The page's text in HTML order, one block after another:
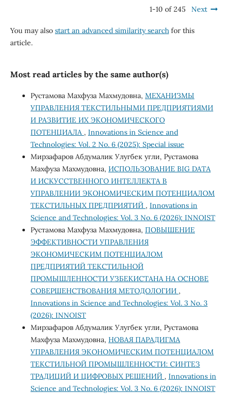
1-10 of 245 Next
You may also start an advanced similarity searchfor this
article.
Most read articles by the same author(s)
Рустамова Махфуза Махмудовна, МЕХАНИЗМЫ
УПРАВЛЕНИЯ ТЕКСТИЛЬНЫМИ ПРЕДПРИЯТИЯМИ
И РАЗВИТИЕ ИХ ЭКОНОМИЧЕСКОГО
ПОТЕНЦИАЛА , Innovations in Science and
Technologies: Vol. 2 No. 6 (2025): Special issue
Мирзафаров Абдумалик Улугбек угли, Рустамова
Махфуза Махмудовна, ИСПОЛЬЗОВАНИЕ BIG DATA
И ИСКУССТВЕННОГО ИНТЕЛЛЕКТА В
УПРАВЛЕНИИ ЭКОНОМИЧЕСКИМ ПОТЕНЦИАЛОМ
ТЕКСТИЛЬНЫХ ПРЕДПРИЯТИЙ , Innovations in
Science and Technologies: Vol. 3 No. 6 (2026): INNOIST
Рустамова Махфуза Махмудовна, ПОВЫШЕНИЕ
ЭФФЕКТИВНОСТИ УПРАВЛЕНИЯ
ЭКОНОМИЧЕСКИМ ПОТЕНЦИАЛОМ
ПРЕДПРИЯТИЙ ТЕКСТИЛЬНОЙ
ПРОМЫШЛЕННОСТИ УЗБЕКИСТАНА НА ОСНОВЕ
СОВЕРШЕНСТВОВАНИЯ МЕТОДОЛОГИИ ,
Innovations in Science and Technologies: Vol. 3 No. 3
(2026): INNOIST
Мирзафаров Абдумалик Улугбек угли, Рустамова
Махфуза Махмудовна, НОВАЯ ПАРАДИГМА
УПРАВЛЕНИЯ ЭКОНОМИЧЕСКИМ ПОТЕНЦИАЛОМ
ТЕКСТИЛЬНОЙ ПРОМЫШЛЕННОСТИ: СИНТЕЗ
ТРАДИЦИЙ И ЦИФРОВЫХ РЕШЕНИЙ , Innovations in
Science and Technologies: Vol. 3 No. 6 (2026): INNOIST